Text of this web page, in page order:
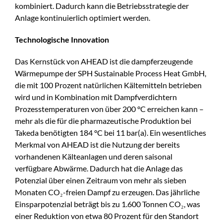
kombiniert. Dadurch kann die Betriebsstrategie der
Anlage kontinuierlich optimiert werden.
Technologische Innovation
Das Kernstück von AHEAD ist die dampferzeugende
Wärmepumpe der SPH Sustainable Process Heat GmbH,
die mit 100 Prozent natürlichen Kältemitteln betrieben
wird und in Kombination mit Dampfverdichtern
Prozesstemperaturen von über 200 °C erreichen kann –
mehr als die für die pharmazeutische Produktion bei
Takeda benötigten 184 °C bei 11 bar(a). Ein wesentliches
Merkmal von AHEAD ist die Nutzung der bereits
vorhandenen Kälteanlagen und deren saisonal
verfügbare Abwärme. Dadurch hat die Anlage das
Potenzial über einen Zeitraum von mehr als sieben
Monaten CO₂-freien Dampf zu erzeugen. Das jährliche
Einsparpotenzial beträgt bis zu 1.600 Tonnen CO₂, was
einer Reduktion von etwa 80 Prozent für den Standort